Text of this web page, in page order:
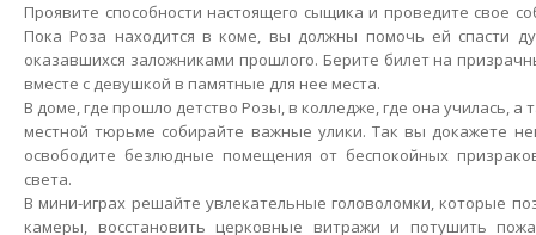
Проявите способности настоящего сыщика и проведите свое
Пока Роза находится в коме, вы должны помочь ей спасти
оказавшихся заложниками прошлого. Берите билет на
вместе с девушкой в памятные для нее места.
В доме, где прошло детство Розы, в колледже, где она училась, а
местной тюрьме собирайте важные улики. Так вы докажете
освободите безлюдные помещения от беспокойных
света.
В мини-играх решайте увлекательные головоломки, которые
камеры, восстановить церковные витражи и потушить